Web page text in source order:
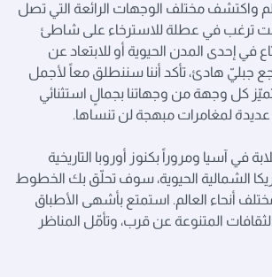
واكتشف مختلف الوجهات الرائعة التي تصل
كنت ترغب في عطلة للاسترخاء على شاطئ
إحدى المدن الحيوية أو للابتعاد عن
جبليّ هادئ، تأكد أننا سننطلق معاً لأجمل
كل وجهة من وجهاتنا بجمالٍ استثنائي
لمغامرات مبهجة لن تنساها.
في آسيا ومروراً بكنوز أوروبا التاريخية
الشمالية الحيوية، سوف تحلّق بك الخطوط
أنحاء العالم. استمتع بأشهى الأطباق
المتنوعة عن قرب، وتأمّل المناظر